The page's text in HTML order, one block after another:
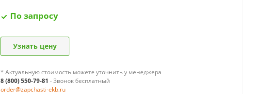
По запросу
Узнать цену
* Актуальную стоимость можете уточнить у менеджера
8 (800) 550-79-81 - Звонок бесплатный
order@zapchasti-ekb.ru